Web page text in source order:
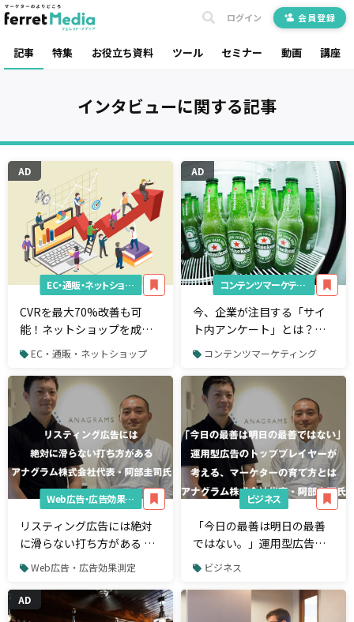
記事 特集 お役立ち資料 ツール セミナー 動画 講座
ログイン 会員登録
インタビューに関する記事
AD
EC・通販・ネットショップ
CVRを最大70%改善も可
能！ネットショップを成功
させるためにおさえたいポ
イントとは？
EC・通販・ネットショップ
AD
コンテンツマーケティング
今、企業が注目する「サイ
ト内アンケート」とは？
『VoicePocket』提供会社
に話を聞いた。
コンテンツマーケティング
Web広告・広告効果測定
リスティング広告には絶対
に滑らない打ち方がある ア
ナグラム株式会社代表取締
Web広告・広告効果測定
ビジネス
「今日の最善は明日の最善
ではない。」運用型広告の
トッププレイヤーが考え
取締役・阿部圭司氏【前
ビジネス
AD